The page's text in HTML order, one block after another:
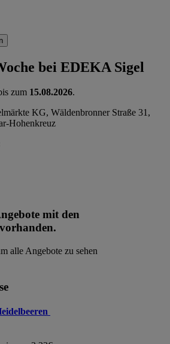
bei EDEKA Sigel
zum 15.08.2026.
KG, Wäldenbronner Straße 31,
Hohenkreuz
mit den
alle Angebote zu sehen